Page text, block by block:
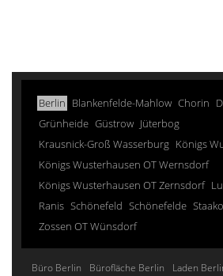
Berlin Blankenfelde-Mahlow Chorin
Grünheide Güstrow Jüterbog
Krausnick-Groß Wasserburg Königs
Königs Wusterhausen OT Wernsdorf
Königs Wusterhausen OT Zernsdorf
Ranis Schönefeld Schönefelde
Zossen OT Wünsdorf
Büro Berlin Bürofläche Berlin Laden